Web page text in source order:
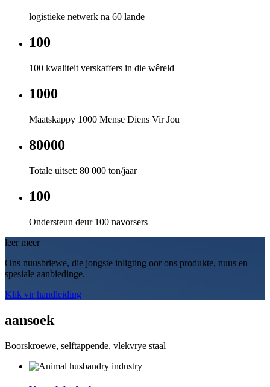
logistieke netwerk na 60 lande
100
100 kwaliteit verskaffers in die wêreld
1000
Maatskappy 1000 Mense Diens Vir Jou
80000
Totale uitset: 80 000 ton/jaar
100
Ondersteun deur 100 navorsers
leer meer
Ons nuusbriewe, die jongste inligting oor ons produkte, nuus en
spesiale aanbiedinge.
Klik vir handleiding
aansoek
Boorskroewe, selftappende, vlekvrye staal